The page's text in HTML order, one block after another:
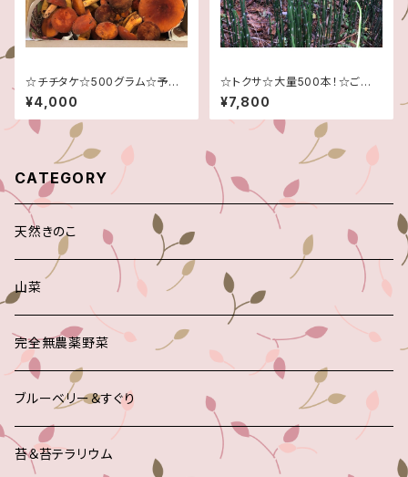
☆チチタケ☆500グラム☆予約
販売☆7月末頃から8月末頃の
発送予定です☆信州産
¥4,000
☆トクサ☆大量500本！☆ご注
文頂いてから採取させて頂きま
す☆
¥7,800
CATEGORY
天然きのこ
山菜
完全無農薬野菜
ブルーベリー＆すぐり
苔＆苔テラリウム